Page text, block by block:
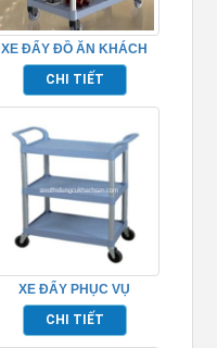
XE ĐẨY ĐỒ ĂN KHÁCH
SẠN – TPN680103
CHI TIẾT
XE ĐẨY PHỤC VỤ
TP680101
CHI TIẾT